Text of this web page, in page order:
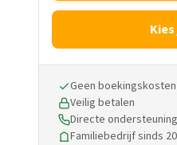
Geen boekingskosten
Veilig betalen
Directe ondersteuning
Familiebedrijf sinds